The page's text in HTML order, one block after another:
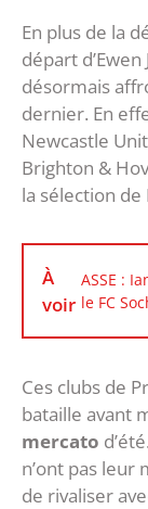
En plus de la
départ d’Ewen
désormais
dernier. En
Newcastle
Brighton &
la sélection de
À
voir
ASSE :
le FC
Ces clubs de
bataille avant
mercato
n’ont pas leur
de rivaliser